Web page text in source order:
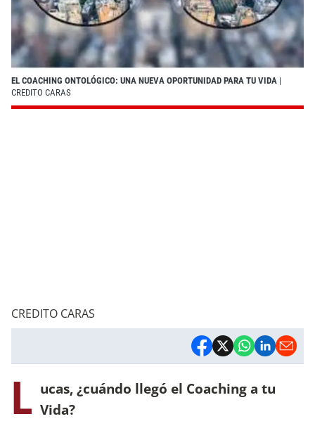
EL COACHING ONTOLÓGICO: UNA NUEVA OPORTUNIDAD PARA TU VIDA |
CREDITO CARAS
CREDITO CARAS
L ucas, ¿cuándo llegó el Coaching a tu
Vida?